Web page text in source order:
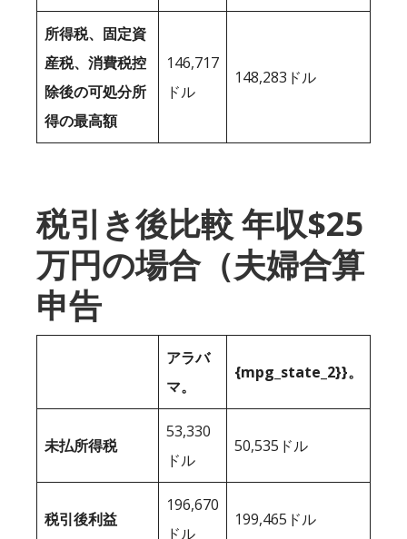
所得税、固定資
産税、消費税控
除後の可処分所
得の最高額
146,717
ドル
148,283ドル
税引き後比較 年収$25
万円の場合（夫婦合算
申告
アラバ
マ。
{mpg_state_2}}。
未払所得税
53,330
ドル
50,535ドル
税引後利益
196,670
ドル
199,465ドル